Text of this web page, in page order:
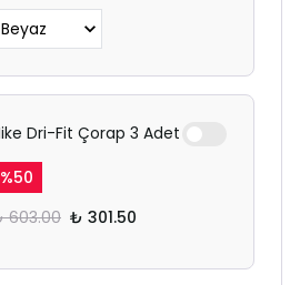
Dri-Fit Çorap 3 Adet
%50
603.00 ₺ 301.50